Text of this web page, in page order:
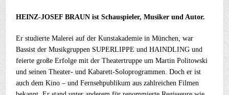
HEINZ-JOSEF BRAUN ist Schauspieler, Musiker und Autor.
Er studierte Malerei auf der Kunstakademie in München, war
Bassist der Musikgruppen SUPERLIPPE und HAINDLING und
feierte große Erfolge mit der Theatertruppe um Martin Politowski
und seinen Theater- und Kabarett-Soloprogrammen. Doch er ist
auch dem Kino – und Fernsehpublikum aus zahlreichen Filmen